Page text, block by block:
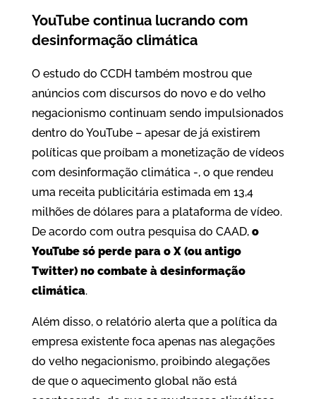
YouTube continua lucrando com
desinformação climática
O estudo do CCDH também mostrou que
anúncios com discursos do novo e do velho
negacionismo continuam sendo impulsionados
dentro do YouTube – apesar de já existirem
políticas que proíbam a monetização de vídeos
com desinformação climática -, o que rendeu
uma receita publicitária estimada em 13,4
milhões de dólares para a plataforma de vídeo.
De acordo com outra pesquisa do CAAD, o
YouTube só perde para o X (ou antigo
Twitter) no combate à desinformação
climática.
Além disso, o relatório alerta que a política da
empresa existente foca apenas nas alegações
do velho negacionismo, proibindo alegações
de que o aquecimento global não está